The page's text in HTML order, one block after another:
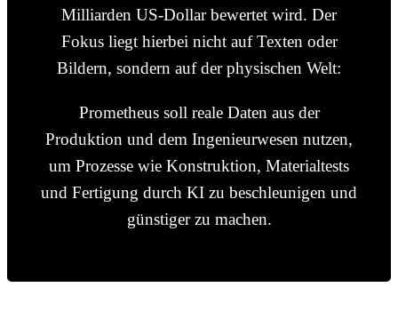
Milliarden US-Dollar bewertet wird. Der
Fokus liegt hierbei nicht auf Texten oder
Bildern, sondern auf der physischen Welt:
Prometheus soll reale Daten aus der
Produktion und dem Ingenieurwesen nutzen,
um Prozesse wie Konstruktion, Materialtests
und Fertigung durch KI zu beschleunigen und
günstiger zu machen.